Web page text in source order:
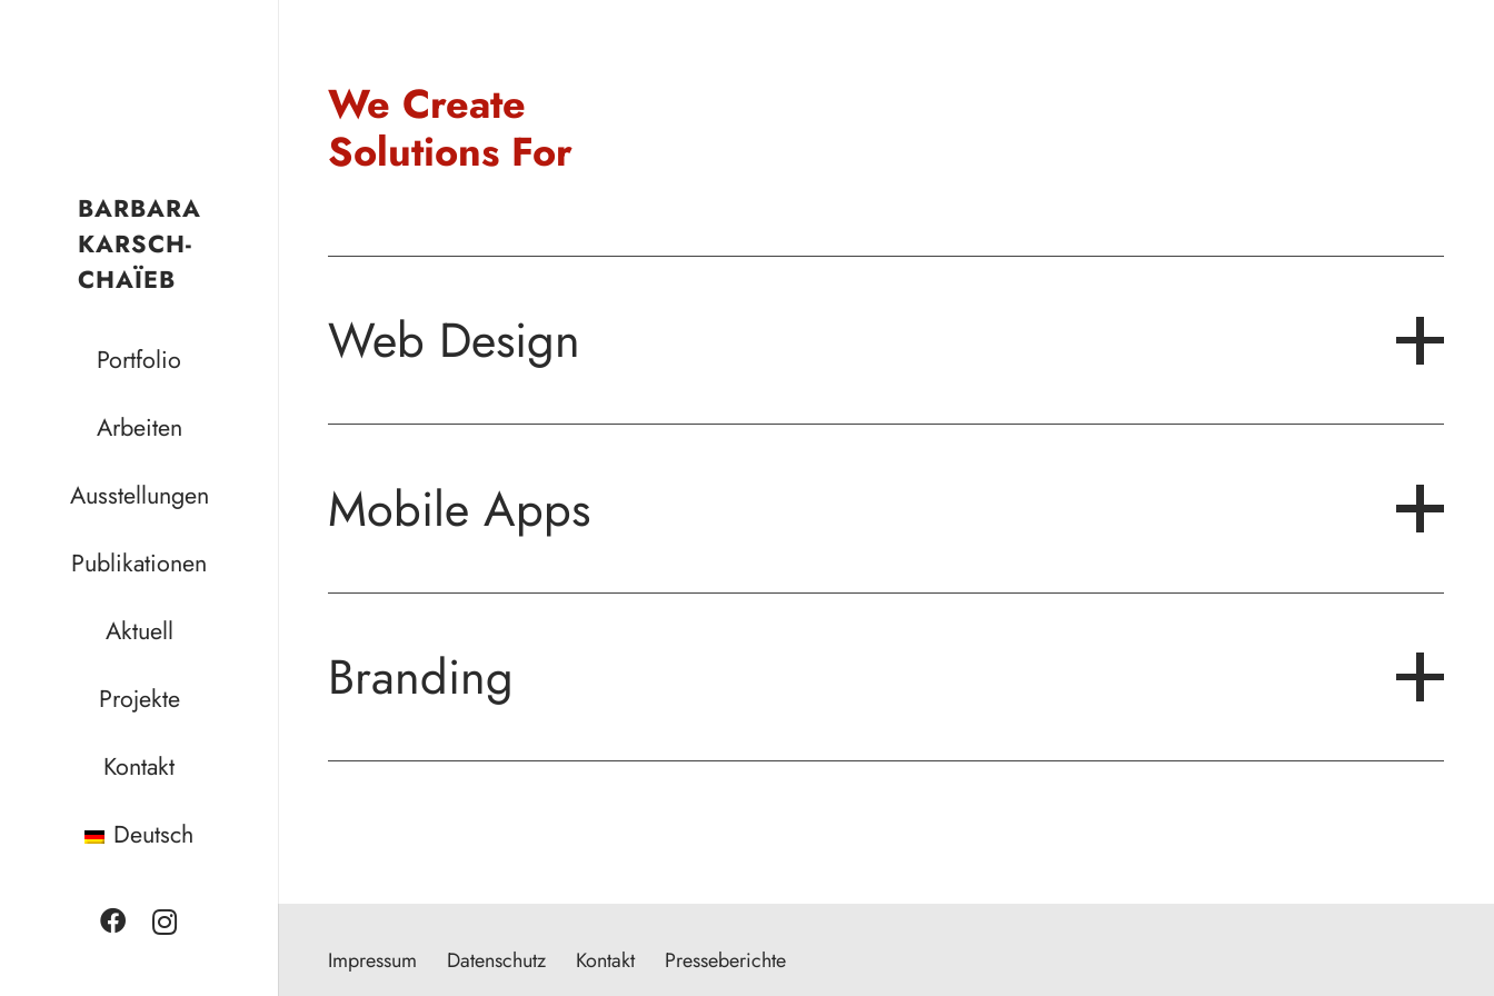
BARBARA
KARSCH-
CHAÏEB
Portfolio
Arbeiten
Ausstellungen
Publikationen
Aktuell
Projekte
Kontakt
Deutsch
We Create
Solutions For
Web Design
Mobile Apps
Branding
Impressum Datenschutz Kontakt Presseberichte